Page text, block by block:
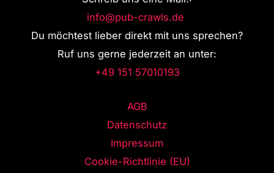
info@pub-crawls.de
Du möchtest lieber direkt mit uns sprechen?
Ruf uns gerne jederzeit an unter:
+49 151 57010193
AGB
Datenschutz
Impressum
Cookie-Richtlinie (EU)